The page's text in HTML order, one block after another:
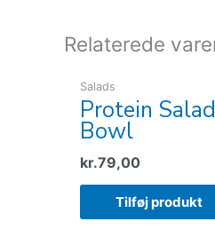
Relaterede
Salads
Protein Salad
Bowl
kr.79,00
Tilføj produkt